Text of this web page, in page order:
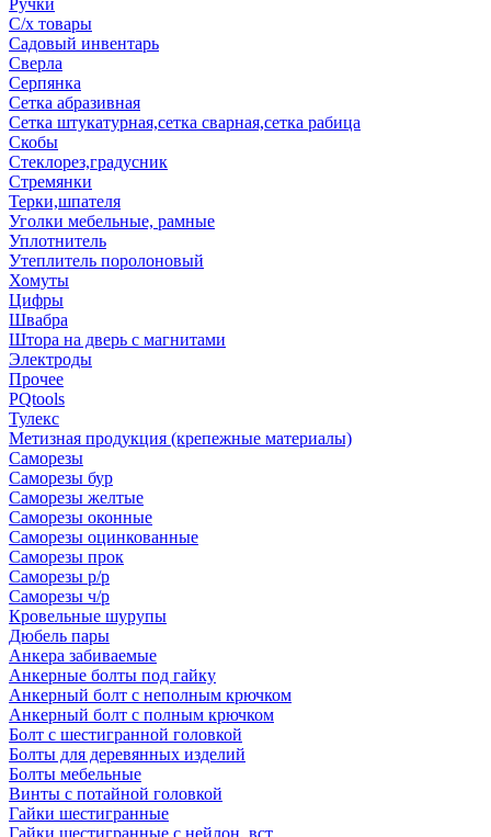
Ручки
С/х товары
Садовый инвентарь
Сверла
Серпянка
Сетка абразивная
Сетка штукатурная,сетка сварная,сетка рабица
Скобы
Стеклорез,градусник
Стремянки
Терки,шпателя
Уголки мебельные, рамные
Уплотнитель
Утеплитель поролоновый
Хомуты
Цифры
Швабра
Штора на дверь с магнитами
Электроды
Прочее
PQtools
Тулекс
Метизная продукция (крепежные материалы)
Саморезы
Саморезы бур
Саморезы желтые
Саморезы оконные
Саморезы оцинкованные
Саморезы прок
Саморезы р/р
Саморезы ч/р
Кровельные шурупы
Дюбель пары
Анкера забиваемые
Анкерные болты под гайку
Анкерный болт с неполным крючком
Анкерный болт с полным крючком
Болт с шестигранной головкой
Болты для деревянных изделий
Болты мебельные
Винты с потайной головкой
Гайки шестигранные
Гайки шестигранные с нейлон. вст.